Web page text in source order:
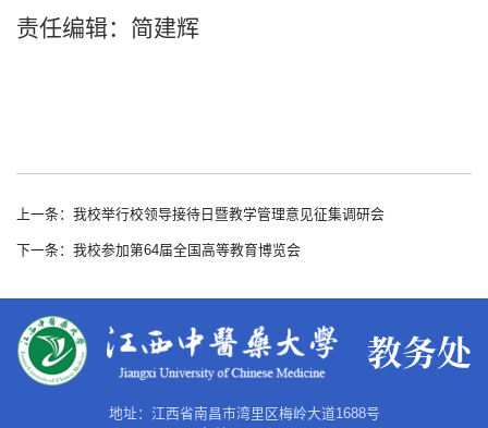
责任编辑：简建辉
上一条：我校举行校领导接待日暨教学管理意见征集调研会
下一条：我校参加第64届全国高等教育博览会
地址：江西省南昌市湾里区梅岭大道1688号